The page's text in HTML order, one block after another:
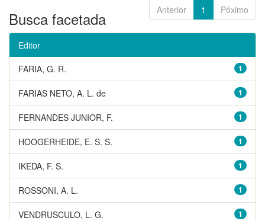
Anterior 1 Póximo
Busca facetada
Editor
1
FARIA, G. R.
1
FARIAS NETO, A. L. de
1
FERNANDES JUNIOR, F.
1
HOOGERHEIDE, E. S. S.
1
IKEDA, F. S.
1
ROSSONI, A. L.
1
VENDRUSCULO, L. G.